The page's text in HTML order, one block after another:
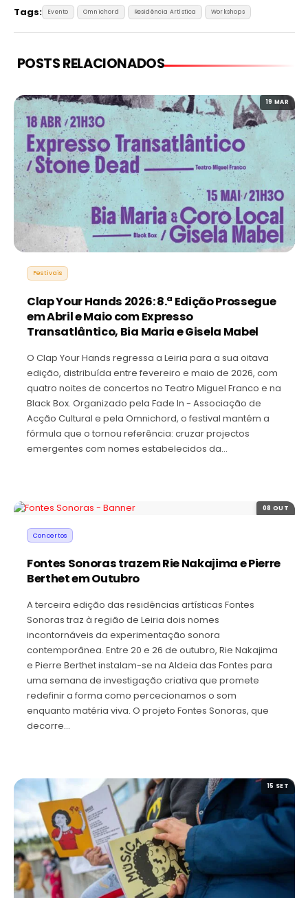
Tags: Evento Omnichord Residência Artística Workshops
POSTS RELACIONADOS
19 MAR
Festivais
Clap Your Hands 2026: 8.ª Edição Prossegue
em Abril e Maio com Expresso
Transatlântico, Bia Maria e Gisela Mabel
O Clap Your Hands regressa a Leiria para a sua oitava
edição, distribuída entre fevereiro e maio de 2026, com
quatro noites de concertos no Teatro Miguel Franco e na
Black Box. Organizado pela Fade In - Associação de
Acção Cultural e pela Omnichord, o festival mantém a
fórmula que o tornou referência: cruzar projectos
emergentes com nomes estabelecidos da…
08 OUT
Concertos
Fontes Sonoras trazem Rie Nakajima e Pierre
Berthet em Outubro
A terceira edição das residências artísticas Fontes
Sonoras traz à região de Leiria dois nomes
incontornáveis da experimentação sonora
contemporânea. Entre 20 e 26 de outubro, Rie Nakajima
e Pierre Berthet instalam-se na Aldeia das Fontes para
uma semana de investigação criativa que promete
redefinir a forma como percecionamos o som
enquanto matéria viva. O projeto Fontes Sonoras, que
decorre…
15 SET